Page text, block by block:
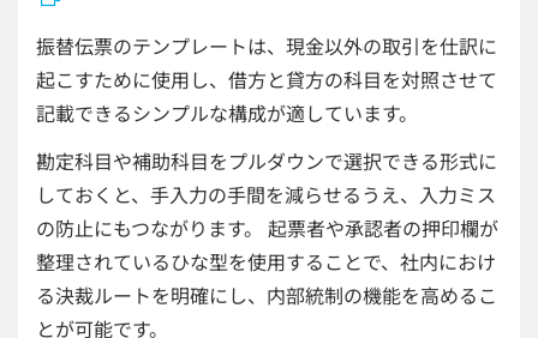
振替伝票のテンプレートは、現金以外の取引を仕訳に
起こすために使用し、借方と貸方の科目を対照させて
記載できるシンプルな構成が適しています。
勘定科目や補助科目をプルダウンで選択できる形式に
しておくと、手入力の手間を減らせるうえ、入力ミス
の防止にもつながります。 起票者や承認者の押印欄が
整理されているひな型を使用することで、社内におけ
る決裁ルートを明確にし、内部統制の機能を高めるこ
とが可能です。